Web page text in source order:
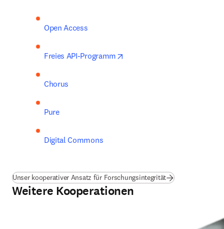
Open Access
Freies API-Programm
Chorus
Pure
Digital Commons
Unser kooperativer Ansatz für Forschungsintegrität
Weitere Kooperationen